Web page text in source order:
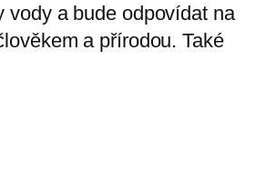
vody a bude odpovídat na
a přírodou. Také